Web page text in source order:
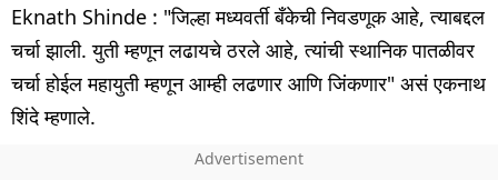
Eknath Shinde : "जिल्हा मध्यवर्ती बँकेची निवडणूक आहे, त्याबद्दल
चर्चा झाली. युती म्हणून लढायचे ठरले आहे, त्यांची स्थानिक पातळीवर
चर्चा होईल महायुती म्हणून आम्ही लढणार आणि जिंकणार" असं एकनाथ
शिंदे म्हणाले.